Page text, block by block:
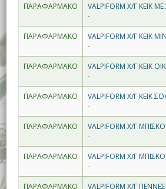
ΠΑΡΑΦΑΡΜΑΚΟ
VALPIFORM Χ/Γ ΚΕΙΚ
-
ΠΑΡΑΦΑΡΜΑΚΟ
VALPIFORM Χ/Γ ΚΕΙΚ
-
ΠΑΡΑΦΑΡΜΑΚΟ
VALPIFORM Χ/Γ ΚΕΙΚ
-
ΠΑΡΑΦΑΡΜΑΚΟ
VALPIFORM Χ/Γ ΚΕΙΚ
-
ΠΑΡΑΦΑΡΜΑΚΟ
VALPIFORM Χ/Γ
-
ΠΑΡΑΦΑΡΜΑΚΟ
VALPIFORM Χ/Γ
-
ΠΑΡΑΦΑΡΜΑΚΟ
VALPIFORM Χ/Γ